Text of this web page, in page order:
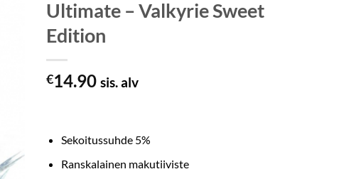
Ultimate – Valkyrie Sweet
Edition
€14.90 sis. alv
Sekoitussuhde 5%
Ranskalainen makutiiviste